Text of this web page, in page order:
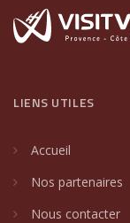
LIENS UTILES
Accueil
Nos partenaires
Nous contacter